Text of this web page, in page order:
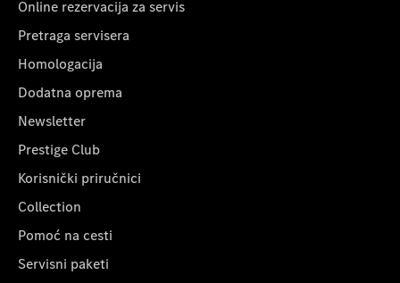
Online rezervacija za servis
Pretraga servisera
Homologacija
Dodatna oprema
Newsletter
Prestige Club
Korisnički priručnici
Collection
Pomoć na cesti
Servisni paketi